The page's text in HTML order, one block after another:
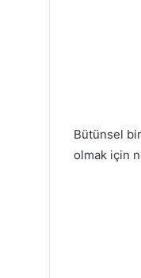
Bütünsel
olmak için